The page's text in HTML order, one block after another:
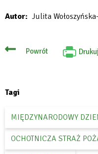
Autor Julita
Powrót Drukuj
Will
Tagi
MIĘDZYNARODOWY
OCHOTNICZA STRAŻ